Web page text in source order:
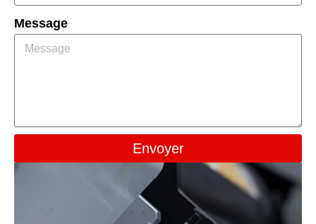
Message
Envoyer